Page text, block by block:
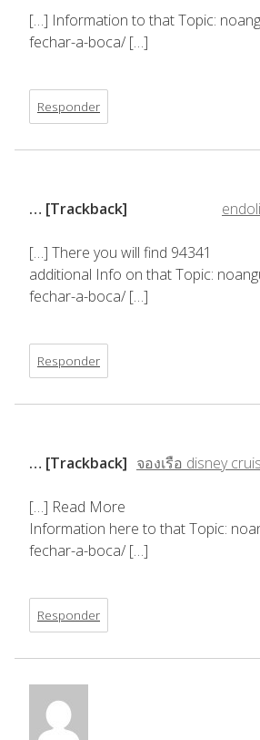
[…] Information to that Topic:
fechar-a-boca/ […]
Responder
… [Trackback]
[…] There you will find 94341
additional Info on that Topic:
fechar-a-boca/ […]
Responder
จองเรือ disney
… [Trackback]
[…] Read More
Information here to that Topic:
fechar-a-boca/ […]
Responder